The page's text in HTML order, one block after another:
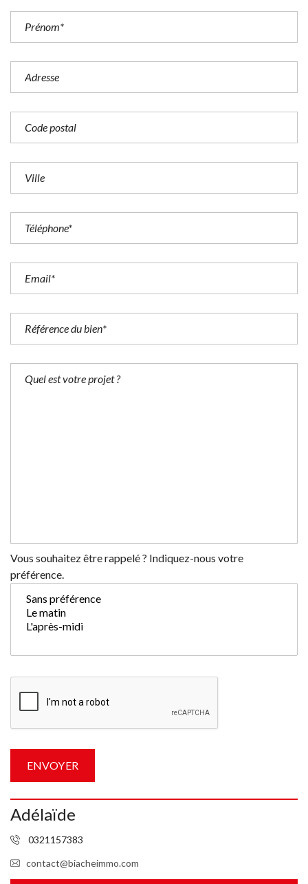
Vous souhaitez être rappelé ? Indiquez-nous votre
préférence.
Adélaïde
0321157383
contact@biacheimmo.com